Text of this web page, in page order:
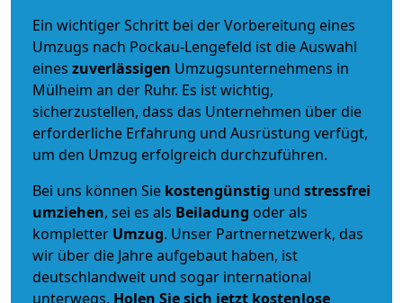
Ein wichtiger Schritt bei der Vorbereitung eines
Umzugs nach Pockau-Lengefeld ist die Auswahl
eines zuverlässigen Umzugsunternehmens in
Mülheim an der Ruhr. Es ist wichtig,
sicherzustellen, dass das Unternehmen über die
erforderliche Erfahrung und Ausrüstung verfügt,
um den Umzug erfolgreich durchzuführen.
Bei uns können Sie kostengünstig und stressfrei
umziehen, sei es als Beiladung oder als
kompletter Umzug. Unser Partnernetzwerk, das
wir über die Jahre aufgebaut haben, ist
deutschlandweit und sogar international
unterwegs. Holen Sie sich jetzt kostenlose